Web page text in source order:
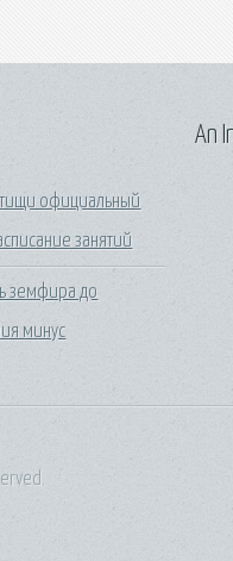
официальный
занятий
земфира до
минус
An